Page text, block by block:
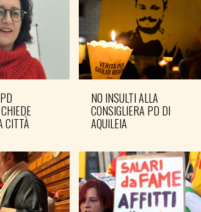
CITTÀ
NO INSULTI ALLA
CONSIGLIERA PD DI
AQUILEIA